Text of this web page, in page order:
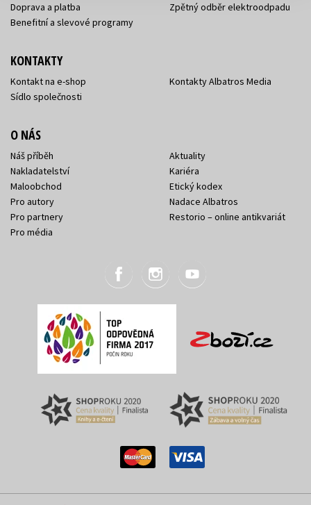
Doprava a platba
Benefitní a slevové programy
Zpětný odběr elektroodpadu
KONTAKTY
Kontakt na e-shop
Sídlo společnosti
Kontakty Albatros Media
O NÁS
Náš příběh
Nakladatelství
Maloobchod
Pro autory
Pro partnery
Pro média
Aktuality
Kariéra
Etický kodex
Nadace Albatros
Restorio – online antikvariát